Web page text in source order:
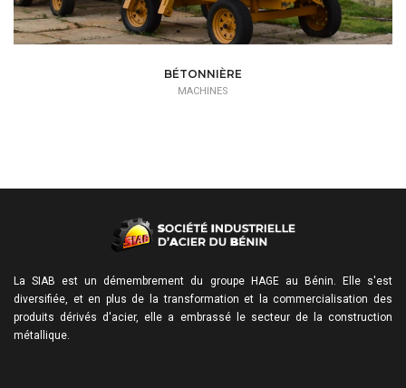
BÉTONNIÈRE
MACHINES
La SIAB est un démembrement du groupe HAGE au Bénin. Elle s'est
diversifiée, et en plus de la transformation et la commercialisation des
produits dérivés d'acier, elle a embrassé le secteur de la construction
métallique.